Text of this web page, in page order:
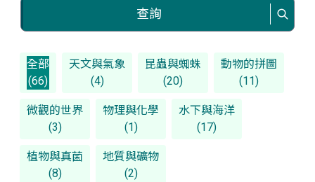
查詢
全部
(66)
天文與氣象
(4)
昆蟲與蜘蛛
(20)
動物的拼圖
(11)
微觀的世界
(3)
物理與化學
(1)
水下與海洋
(17)
植物與真菌
(8)
地質與礦物
(2)